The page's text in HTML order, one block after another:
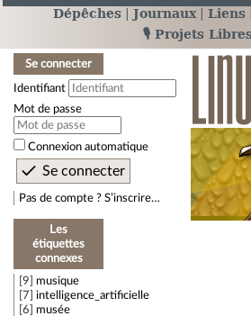
Dépêches Journaux Liens
🎙️ Projets
Se connecter
Identifiant
Mot de passe
Connexion automatique
Pas de compte ? S’inscrire…
Les
étiquettes
connexes
9
musique
7
intelligence_artificielle
6
musée